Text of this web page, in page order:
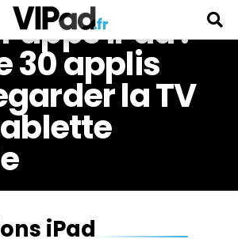
apps iPad :
30 applis
la TV
iPad